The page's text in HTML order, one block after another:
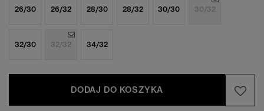
26/30 26/32 28/30 28/32 30/30 30/32
32/30 32/32 34/32
DODAJ DO KOSZYKA